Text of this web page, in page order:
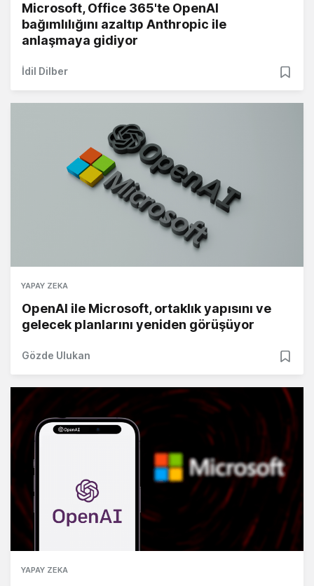
Microsoft, Office 365'te OpenAI
bağımlılığını azaltıp Anthropic ile
anlaşmaya gidiyor
İdil Dilber
YAPAY ZEKA
OpenAI ile Microsoft, ortaklık yapısını ve
gelecek planlarını yeniden görüşüyor
Gözde Ulukan
YAPAY ZEKA